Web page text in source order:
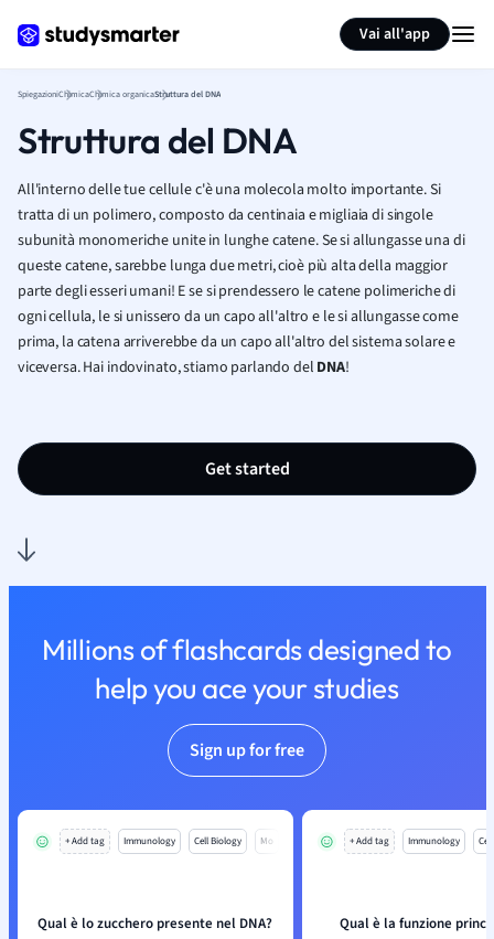
Vai all'app
SpiegazioniChimicaChimica organicaStruttura del DNA
Struttura del DNA
All'interno delle tue cellule c'è una molecola molto importante. Si
tratta di un polimero, composto da centinaia e migliaia di singole
subunità monomeriche unite in lunghe catene. Se si allungasse una di
queste catene, sarebbe lunga due metri, cioè più alta della maggior
parte degli esseri umani! E se si prendessero le catene polimeriche di
ogni cellula, le si unissero da un capo all'altro e le si allungasse come
prima, la catena arriverebbe da un capo all'altro del sistema solare e
viceversa. Hai indovinato, stiamo parlando del DNA!
Get started
Millions of flashcards designed to
help you ace your studies
Sign up for free
+ Add tag Immunology Cell Biology Mo
Qual è lo zucchero presente nel DNA?
+ Add tag Immunology
Qual è la funzione
Summarize page